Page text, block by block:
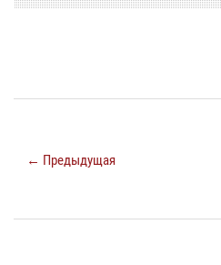
← Предыдущая